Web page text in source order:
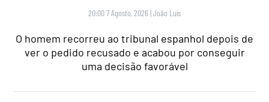
20:00 7 Agosto, 2026 |João Luís
O homem recorreu ao tribunal espanhol depois de
ver o pedido recusado e acabou por conseguir
uma decisão favorável